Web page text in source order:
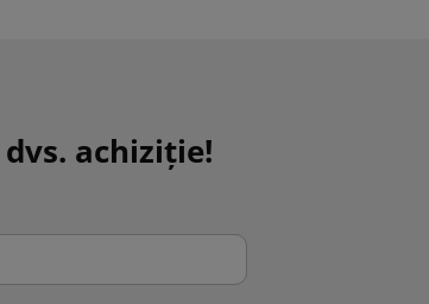
achiziție!